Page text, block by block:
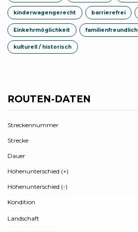
kinderwagengerecht barrierefrei
Einkehrmöglichkeit familienfreundlich
kulturell / historisch
ROUTEN-DATEN
Streckennummer
Strecke
Dauer
Höhenunterschied (+)
Höhenunterschied (-)
Kondition
Landschaft